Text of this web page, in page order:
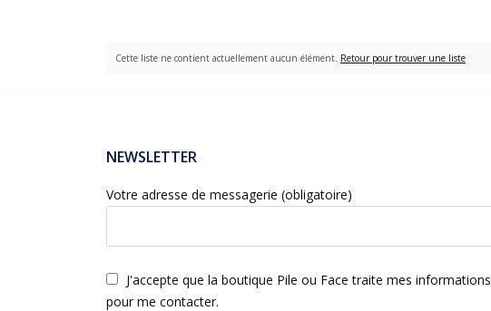
Cette liste ne contient actuellement aucun élément. Retour pour trouver une liste
NEWSLETTER
Votre adresse de messagerie (obligatoire)
J'accepte que la boutique Pile ou Face traite mes informations
pour me contacter.